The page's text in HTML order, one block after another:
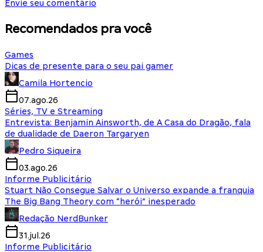
Envie seu comentário
Recomendados pra você
Games
Dicas de presente para o seu pai gamer
Camila Hortencio
07.ago.26
Séries, TV e Streaming
Entrevista: Benjamin Ainsworth, de A Casa do Dragão, fala
de dualidade de Daeron Targaryen
Pedro Siqueira
03.ago.26
Informe Publicitário
Stuart Não Consegue Salvar o Universo expande a franquia
The Big Bang Theory com “herói” inesperado
Redação NerdBunker
31.jul.26
Informe Publicitário